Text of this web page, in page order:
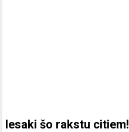
Iesaki šo rakstu citiem!